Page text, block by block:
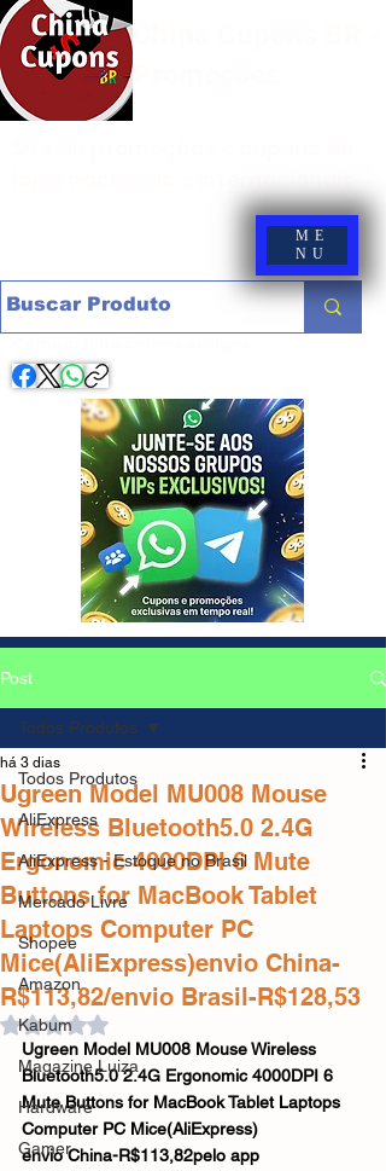
ME
NU
Post
Todos Produtos
AliExpress
AliExpress - Estoque no Brasil
Mercado Livre
Shopee
Amazon
Kabum
Magazine Luiza
Hardware
Gamer
Todos Produtos
Ugreen Model MU008 Mouse
Wireless Bluetooth5.0 2.4G
Ergonomic 4000DPI 6 Mute
Buttons for MacBook Tablet
Laptops Computer PC
Mice(AliExpress)envio China-
R$113,82/envio Brasil-R$128,53
há 3 dias
Avaliado com NaN de 5 estrelas.
Ugreen Model MU008 Mouse Wireless
Bluetooth5.0 2.4G Ergonomic 4000DPI 6
Mute Buttons for MacBook Tablet Laptops
Computer PC Mice(AliExpress)
envio China-R$113,82pelo app